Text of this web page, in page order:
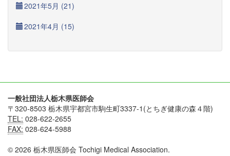
2021年5月 (21)
2021年4月 (15)
一般社団法人栃木県医師会
〒320-8503 栃木県宇都宮市駒生町3337-1(とちぎ健康の森４階)
TEL: 028-622-2655
FAX: 028-624-5988
© 2026 栃木県医師会 Tochigi Medical Association.